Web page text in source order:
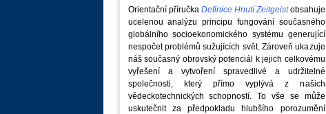
Orientační příručka Definice Hnutí Zeitgeistobsahuje
ucelenou analýzu principu fungování současného
globálního socioekonomického systému generující
nespočet problémů sužujících svět. Zároveň ukazuje
náš současný obrovský potenciál k jejich celkovému
vyřešení a vytvoření spravedlivé a udržitelné
společnosti, který přímo vyplývá z našich
vědeckotechnických schopností. To vše se může
uskutečnit za předpokladu hlubšího porozumění